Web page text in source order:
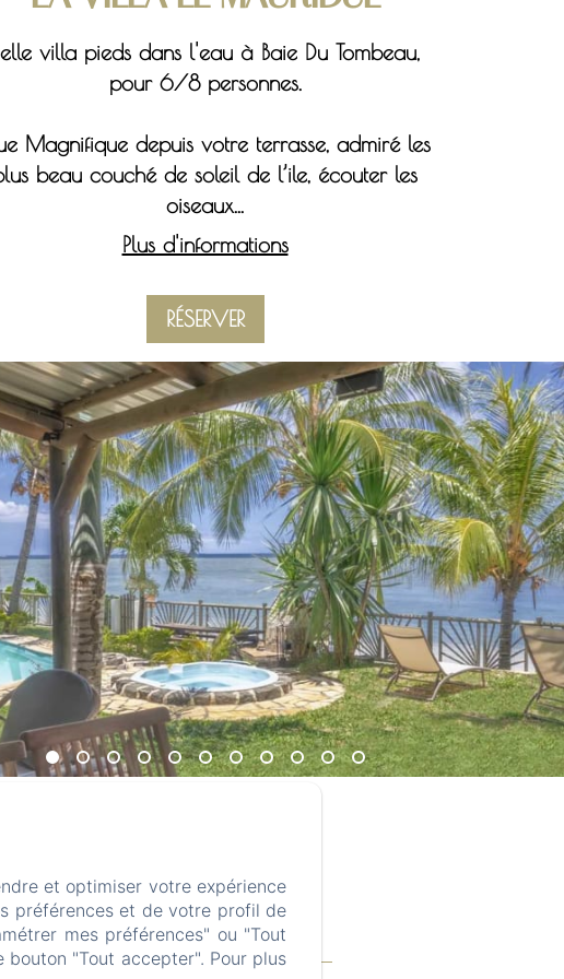
villa pieds dans l'eau à Baie Du Tombeau,
pour 6/8 personnes.
Magnifique depuis votre terrasse, admiré les
beau couché de soleil de l’ile, écouter les
oiseaux...
Plus d'informations
RÉSERVER
et optimiser votre expérience
préférences et de votre profil de
mes préférences" ou "Tout
"Tout accepter". Pour plus